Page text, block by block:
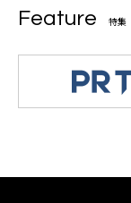
Feature 特集